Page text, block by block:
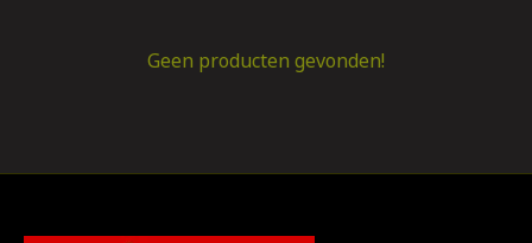
Geen producten gevonden!